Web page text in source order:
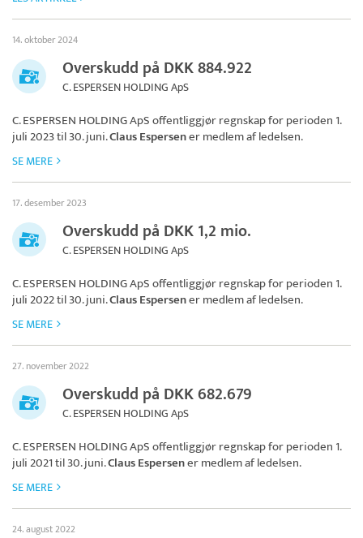
14. oktober 2024
Overskudd på DKK 884.922
C. ESPERSEN HOLDING ApS
C. ESPERSEN HOLDING ApSoffentliggjør regnskap for perioden 1.
juli 2023 til 30. juni.Claus Espersener medlem af ledelsen.
SE MERE
17. desember 2023
Overskudd på DKK 1,2 mio.
C. ESPERSEN HOLDING ApS
C. ESPERSEN HOLDING ApSoffentliggjør regnskap for perioden 1.
juli 2022 til 30. juni.Claus Espersener medlem af ledelsen.
SE MERE
27. november 2022
Overskudd på DKK 682.679
C. ESPERSEN HOLDING ApS
C. ESPERSEN HOLDING ApSoffentliggjør regnskap for perioden 1.
juli 2021 til 30. juni.Claus Espersener medlem af ledelsen.
SE MERE
24. august 2022